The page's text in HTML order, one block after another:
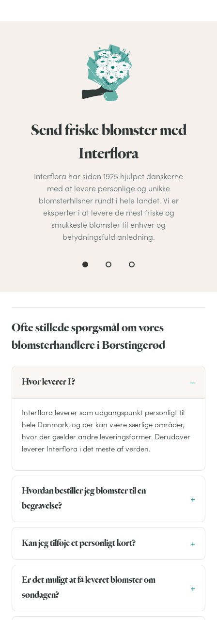
Send friske blomster med
Interflora
Interflora har siden 1925 hjulpet danskerne
med at levere personlige og unikke
blomsterhilsner rundt i hele landet. Vi er
eksperter i at levere de mest friske og
smukkeste blomster til enhver og
betydningsfuld anledning.
Ofte stillede spørgsmål om vores
blomsterhandlere i Børstingerød
Hvor leverer I?
Interflora leverer som udgangspunkt personligt til
hele Danmark, og der kan være særlige områder,
hvor der gælder andre leveringsformer. Derudover
leverer Interflora i det meste af verden.
Hvordan bestiller jeg blomster til en
begravelse?
Kan jeg tilføje et personligt kort?
Er det muligt at få leveret blomster om
søndagen?